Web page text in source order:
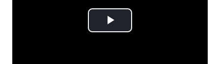
Play